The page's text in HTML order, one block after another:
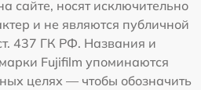
сайте, носят исключительно
и не являются публичной
437 ГК РФ. Названия и
Fujifilm упоминаются
целях — чтобы обозначить